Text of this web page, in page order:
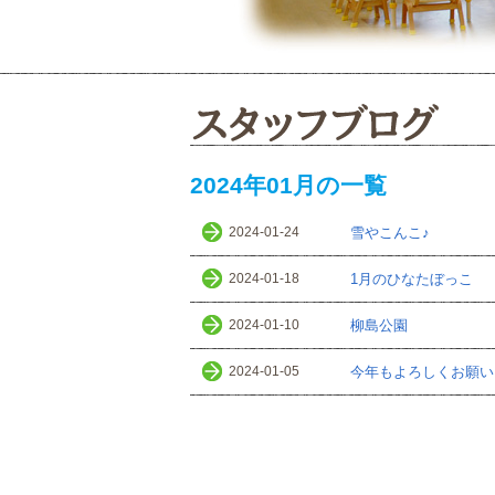
2024年01月の一覧
2024-01-24 雪やこんこ♪
2024-01-18 1月のひなたぼっこ
2024-01-10 柳島公園
2024-01-05 今年もよろしくお願